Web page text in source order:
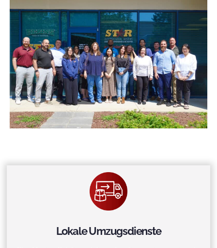
Lokale Umzugsdienste